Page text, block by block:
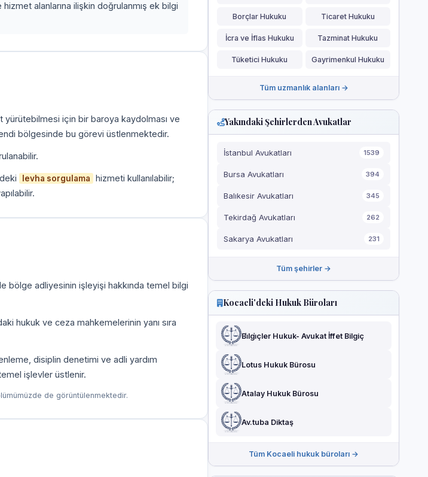
alanlarına ilişkin doğrulanmış ek bilgi
yürütebilmesi için bir baroya kaydolması ve
bölgesinde bu görevi üstlenmektedir.
levha sorgulama
hizmeti kullanılabilir;
bölge adliyesinin işleyişi hakkında temel bilgi
hukuk ve ceza mahkemelerinin yanı sıra
disiplin denetimi ve adli yardım
işlevler üstlenir.
de görüntülenmektedir.
Borçlar Hukuku Ticaret Hukuku
İcra ve İflas Hukuku Tazminat Hukuku
Tüketici Hukuku Gayrimenkul Hukuku
Tüm uzmanlık alanları →
Yakındaki Şehirlerden Avukatlar
İstanbul Avukatları 1539
Bursa Avukatları 394
Balıkesir Avukatları 345
Tekirdağ Avukatları 262
Sakarya Avukatları 231
Tüm şehirler →
Kocaeli'deki Hukuk Büroları
Bi̇lgi̇çler Hukuk- Avukat İffet Bilgiç
Lotus Hukuk Bürosu
Atalay Hukuk Bürosu
Av.tuba Diktaş
Tüm Kocaeli hukuk büroları →